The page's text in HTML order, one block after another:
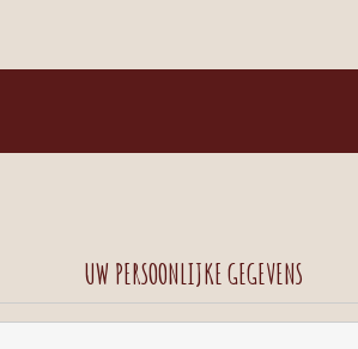
UW PERSOONLIJKE GEGEVENS